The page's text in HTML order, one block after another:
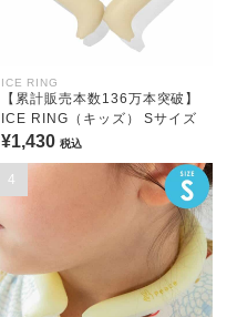
ICE RING
【累計販売本数136万本突破】
ICE RING（キッズ） Sサイズ
¥1,430 税込
4